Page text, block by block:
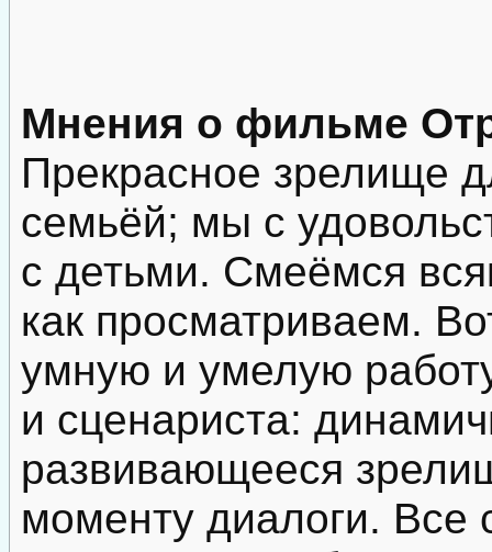
Мнения о фильме
Прекрасное зрелище
семьёй; мы с
с детьми. Смеёмся
как просматриваем.
умную и умелую
и сценариста:
развивающееся
моменту диалоги. Все